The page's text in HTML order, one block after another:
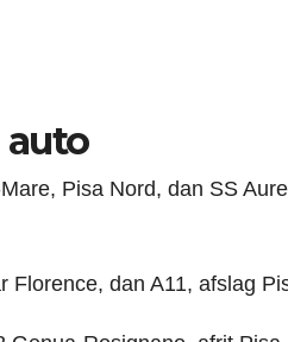
auto
Pisa Nord, dan SS
Florence, dan A11, afslag